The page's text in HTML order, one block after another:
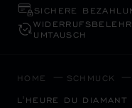
SICHERE
UMTAUSCH
HOME SCHMUCK
L'HEURE DU DIAMANT